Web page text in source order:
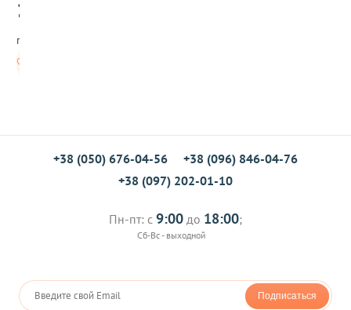
п
р
о
19
грн/шт
+38 (050) 676-04-56
+38 (096) 846-04-76
+38 (097) 202-01-10
Пн-пт: с 9:00 до 18:00;
Сб-Вс - выходной
Подписаться